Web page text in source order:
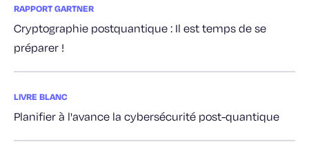
RAPPORT GARTNER
Cryptographie postquantique : Il est temps de se
préparer !
LIVRE BLANC
Planifier à l'avance la cybersécurité post-quantique